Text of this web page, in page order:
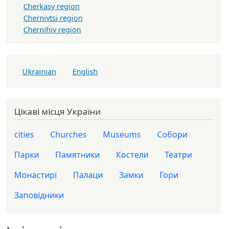
Cherkasy region
Chernivtsi region
Chernihiv region
Ukrainian English
Цікаві місця України
cities Churches Museums
Собори
Парки
Памятники Костели
Театри
Монастирі
Палаци Замки
Гори
Заповідники